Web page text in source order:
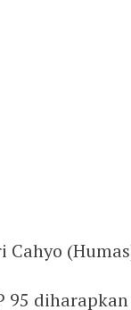
Cahyo
95 diharapkan